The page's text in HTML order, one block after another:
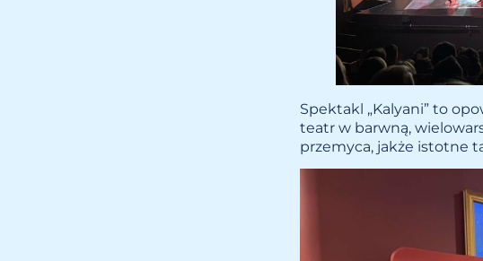
Spektakl „Kalyani” to
teatr w barwną,
przemyca, jakże istotne